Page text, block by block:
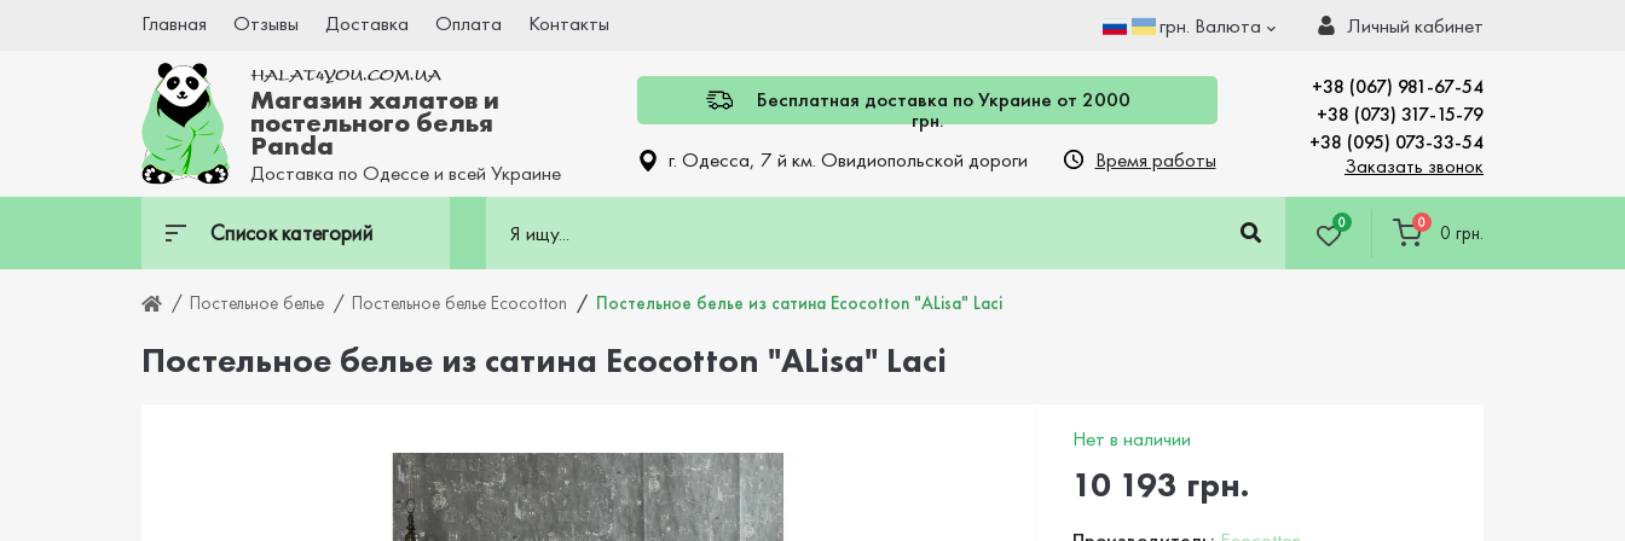
Главная Отзывы Доставка Оплата Контакты грн. Валюта Личный кабинет
Магазин халатов и
постельного белья
Panda
Доставка по Одессе и всей Украине
Бесплатная доставка по Украине от 2000
грн.
г. Одесса, 7 й км. Овидиопольской дороги
Время работы
+38 (067) 981-67-54
+38 (073) 317-15-79
+38 (095) 073-33-54
Заказать звонок
Список категорий 0 0 0 грн.
Постельное белье Постельное белье Ecocotton Постельное белье из сатина Ecocotton "ALisa" Laci
Постельное белье из сатина Ecocotton "ALisa" Laci
Нет в наличии
10 193 грн.